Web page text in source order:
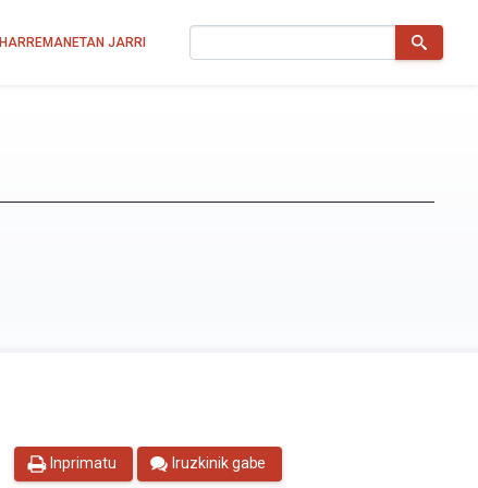
HARREMANETAN JARRI
Inprimatu Iruzkinik gabe